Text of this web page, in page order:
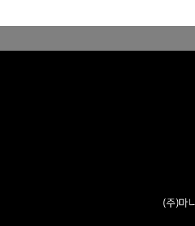
(주)마